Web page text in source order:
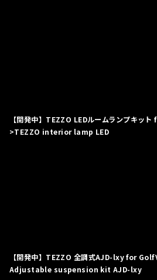
【開発中】TEZZO LEDルームランプキ
>TEZZO interior lamp LED
【開発中】TEZZO 全調式AJD-lxy for
Adjustable suspension kit AJD-lxy